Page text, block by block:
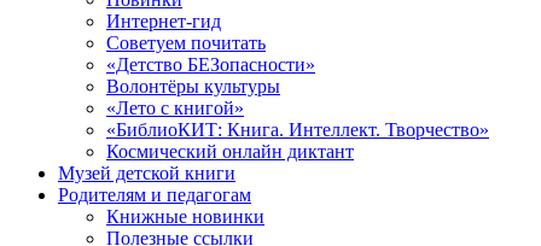
Интернет-гид
Советуем почитать
«Детство БЕЗопасности»
Волонтёры культуры
«Лето с книгой»
«БиблиоКИТ: Книга. Интеллект. Творчество»
Космический онлайн диктант
Музей детской книги
Родителям и педагогам
Книжные новинки
Полезные ссылки